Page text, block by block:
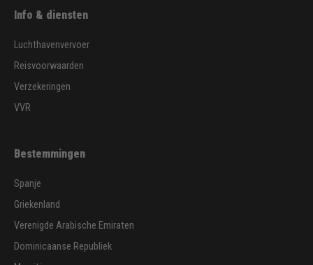
Info & diensten
Luchthavenvervoer
Reisvoorwaarden
Verzekeringen
VVR
Bestemmingen
Spanje
Griekenland
Verenigde Arabische Emiraten
Dominicaanse Republiek